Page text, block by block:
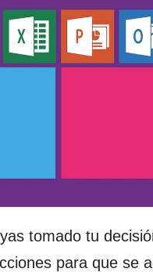
tomado tu
para que se